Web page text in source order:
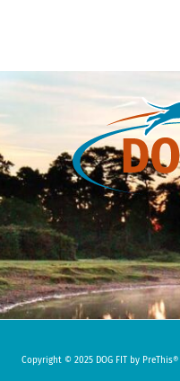
Copyright © 2025 DOG FIT by